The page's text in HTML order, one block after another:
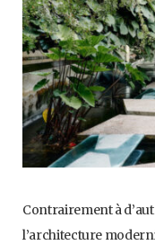
Contrairement à
l’architecture